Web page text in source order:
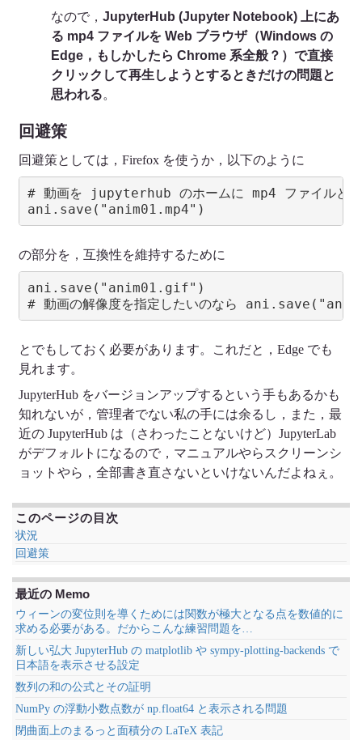
なので， JupyterHub (Jupyter Notebook) 上にあ
る mp4 ファイルを Web ブラウザ（Windows の
Edge，もしかしたら Chrome 系全般？）で直接
クリックして再生しようとするときだけの問題と
思われる。
回避策
回避策としては，Firefox を使うか，以下のように
# 動画を jupyterhub のホームに mp4 ファイルとし
ani.save("anim01.mp4")
の部分を，互換性を維持するために
ani.save("anim01.gif")
# 動画の解像度を指定したいのなら
とでもしておく必要があります。これだと，Edge でも
見れます。
JupyterHub をバージョンアップするという手もあるかも
知れないが，管理者でない私の手には余るし，また，最
近の JupyterHub は（さわったことないけど）JupyterLab
がデフォルトになるので，マニュアルやらスクリーンシ
ョットやら，全部書き直さないといけないんだよねぇ。
このページの目次
状況
回避策
最近の Memo
ウィーンの変位則を導くためには関数が極大となる点を数値的に
求める必要がある。だからこんな練習問題を…
新しい弘大 JupyterHub の matplotlib や sympy-plotting-backends で
日本語を表示させる設定
数列の和の公式とその証明
NumPy の浮動小数点数が np.float64 と表示される問題
閉曲面上のまるっと面積分の LaTeX 表記